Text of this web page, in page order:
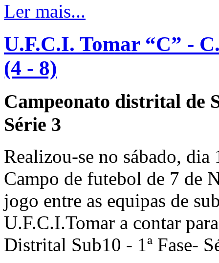
Ler mais...
U.F.C.I. Tomar “C” -
(4 - 8)
Campeonato distrital de
Série 3
Realizou-se no sábado,
Campo de futebol de 7 de
jogo entre as equipas de
U.F.C.I.Tomar a contar
Distrital Sub10 - 1ª Fase-